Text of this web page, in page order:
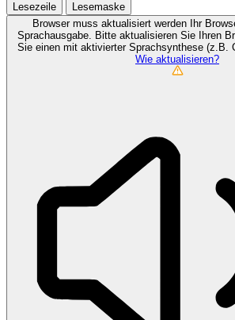
Lesezeile
Lesemaske
Browser muss aktualisiert werden
Ihr
Sprachausgabe. Bitte aktualisieren Sie Ihren
Sie einen mit aktivierter Sprachsynthese (z.B.
Wie aktualisieren?